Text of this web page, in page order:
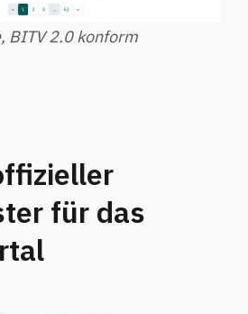
BITV 2.0 konform
für das